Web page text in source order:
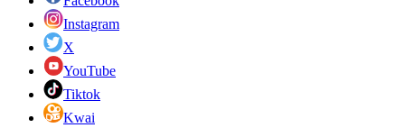
Instagram
X
YouTube
Tiktok
Kwai